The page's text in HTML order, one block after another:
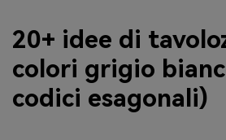
20+ idee di
colori grigio
codici esagonali)